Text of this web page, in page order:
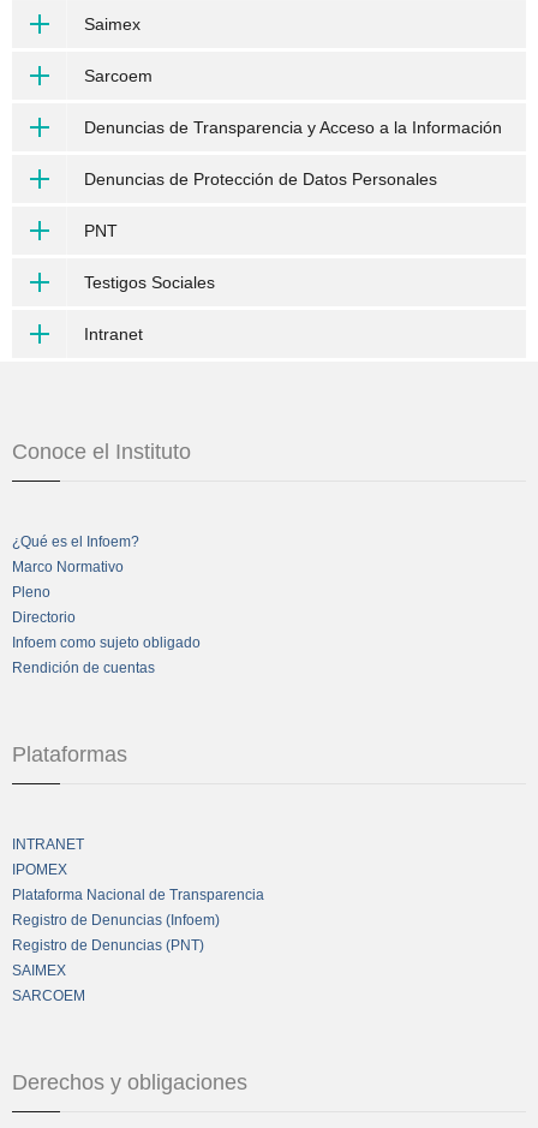
Saimex
Sarcoem
Denuncias de Transparencia y Acceso a la Información
Denuncias de Protección de Datos Personales
PNT
Testigos Sociales
Intranet
Conoce el Instituto
¿Qué es el Infoem?
Marco Normativo
Pleno
Directorio
Infoem como sujeto obligado
Rendición de cuentas
Plataformas
INTRANET
IPOMEX
Plataforma Nacional de Transparencia
Registro de Denuncias (Infoem)
Registro de Denuncias (PNT)
SAIMEX
SARCOEM
Derechos y obligaciones